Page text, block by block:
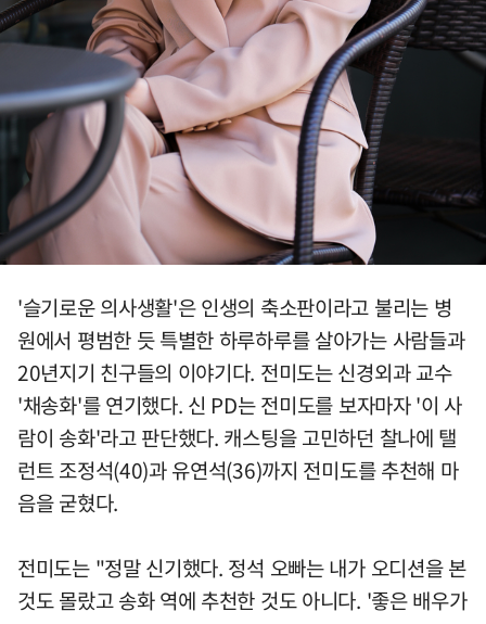
'슬기로운 의사생활'은 인생의 축소판이라고 불리는 병
원에서 평범한 듯 특별한 하루하루를 살아가는 사람들과
20년지기 친구들의 이야기다. 전미도는 신경외과 교수
'채송화'를 연기했다. 신 PD는 전미도를 보자마자 '이 사
람이 송화'라고 판단했다. 캐스팅을 고민하던 찰나에 탤
런트 조정석(40)과 유연석(36)까지 전미도를 추천해 마
음을 굳혔다.
전미도는 "정말 신기했다. 정석 오빠는 내가 오디션을 본
것도 몰랐고 송화 역에 추천한 것도 아니다. '좋은 배우가